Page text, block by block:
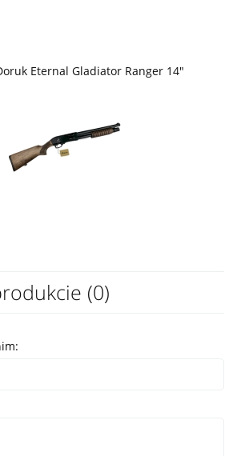
Eternal Gladiator Ranger 14"
(0)